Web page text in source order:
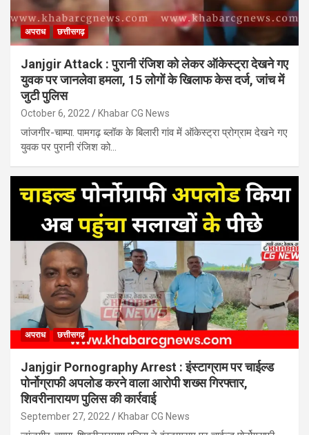
अपराध छत्तीसगढ़
Janjgir Attack : पुरानी रंजिश को लेकर ऑकेस्ट्रा देखने गए
युवक पर जानलेवा हमला, 15 लोगों के खिलाफ केस दर्ज, जांच में
जुटी पुलिस
October 6, 2022 Khabar CG News
जांजगीर-चाम्पा. पामगढ़ ब्लॉक के बिलारी गांव में ऑकेस्ट्रा प्रोग्राम देखने गए
युवक पर पुरानी रंजिश को…
अपराध छत्तीसगढ़
Janjgir Pornography Arrest : इंस्टाग्राम पर चाईल्ड
पोर्नोग्राफी अपलोड करने वाला आरोपी शख्स गिरफ्तार,
शिवरीनारायण पुलिस की कार्रवाई
September 27, 2022 Khabar CG News